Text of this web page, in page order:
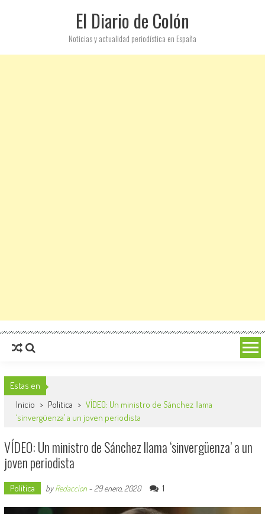
El Diario de Colón
Noticias y actualidad periodística en España
Estas en
Inicio > Política > VÍDEO: Un ministro de Sánchez llama
‘sinvergüenza’ a un joven periodista
VÍDEO: Un ministro de Sánchez llama ‘sinvergüenza’ a un
joven periodista
Política byRedaccion- 29 enero, 2020 1